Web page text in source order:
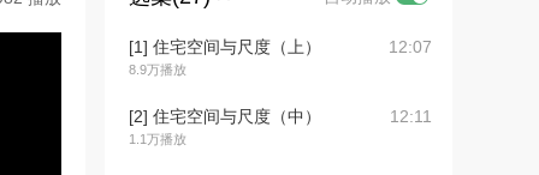
[1] 住宅空间与尺度（上）
8.9万播放
12:07
[2] 住宅空间与尺度（中）
1.1万播放
12:11